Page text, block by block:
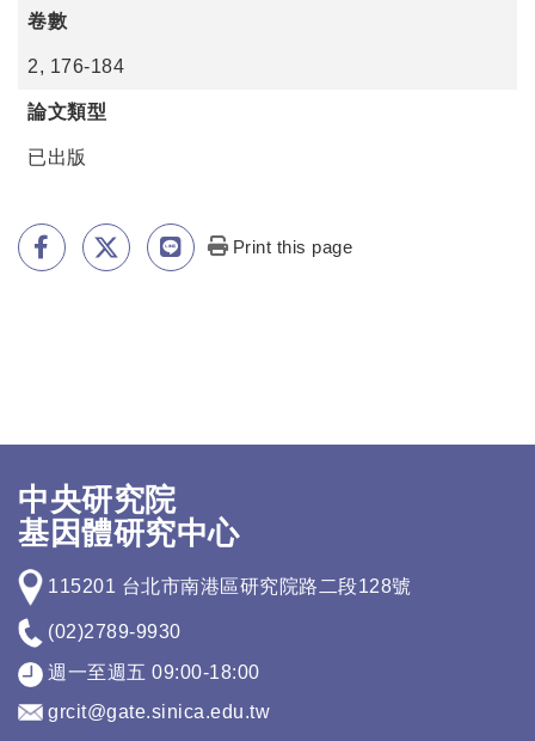
卷數
2, 176-184
論文類型
已出版
Print this page
中央研究院
基因體研究中心
115201 台北市南港區研究院路二段128號
(02)2789-9930
週一至週五 09:00-18:00
grcit@gate.sinica.edu.tw